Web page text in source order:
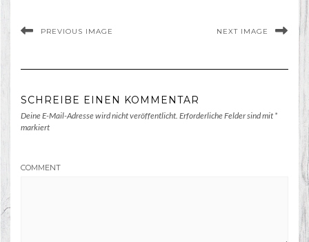
PREVIOUS IMAGE NEXT IMAGE
SCHREIBE EINEN KOMMENTAR
Deine E-Mail-Adresse wird nicht veröffentlicht. Erforderliche Felder sind mit *
markiert
COMMENT